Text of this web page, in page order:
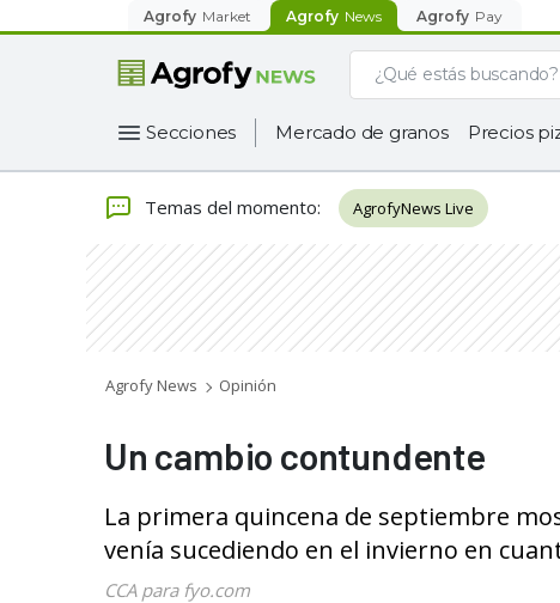
Agrofy Market Agrofy News Agrofy Pay
Secciones Mercado de granos Precios
Temas del momento: AgrofyNews Live
Agrofy News Opinión
Un cambio contundente
La primera quincena de septiembre
venía sucediendo en el invierno en
CCA para fyo.com